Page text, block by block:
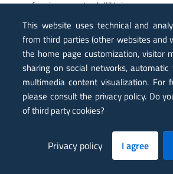
funzionamento dell’Unione
minimis» ed in ottemperanza alle
Registro Nazionale degli Aiuti di cui
2017, n. 115 “Regolamento
funzionamento del Registro
ai sensi dell'articolo 52, comma 6,
dicembre 2012, n. 234 e
integrazioni”.
(Integrazione e potenziamento del
This website uses technical and
from third parties (other websites and
the home page customization, visitor
sharing on social networks,
multimedia content visualization. For
please consult the privacy policy. Do
of third party cookies?
Privacy policy I agree